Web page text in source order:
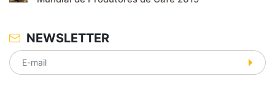
NEWSLETTER